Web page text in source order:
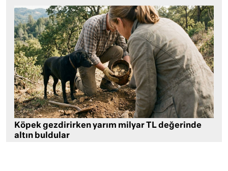
Köpek gezdirirken yarım milyar TL değerinde
altın buldular